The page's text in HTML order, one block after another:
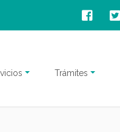
Trámites